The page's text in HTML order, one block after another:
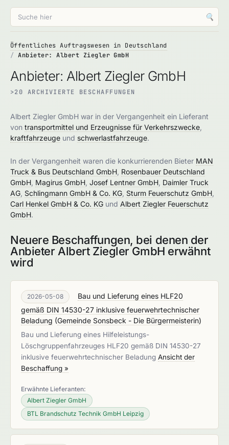
🔍
Öffentliches Auftragswesen in Deutschland
Anbieter: Albert Ziegler GmbH
Anbieter: Albert Ziegler GmbH
>20 ARCHIVIERTE BESCHAFFUNGEN
Albert Ziegler GmbH war in der Vergangenheit ein Lieferant
von transportmittel und Erzeugnisse für Verkehrszwecke
kraftfahrzeuge und schwerlastfahrzeuge.
In der Vergangenheit waren die konkurrierenden Bieter MAN
Truck & Bus Deutschland GmbH Rosenbauer Deutschland
GmbH Magirus GmbH Josef Lentner GmbH Daimler Truck
AG Schlingmann GmbH & Co. KG Sturm Feuerschutz GmbH
Carl Henkel GmbH & Co. KG und Albert Ziegler Feuerschutz
GmbH.
Neuere Beschaffungen, bei denen der
Anbieter Albert Ziegler GmbH erwähnt
wird
2026-05-08
Bau und Lieferung eines HLF20
gemäß DIN 14530-27 inklusive feuerwehrtechnischer
Beladung (Gemeinde Sonsbeck - Die Bürgermeisterin)
Bau und Lieferung eines Hilfeleistungs-
Löschgruppenfahrzeuges HLF20 gemäß DIN 14530-27
inklusive feuerwehrtechnischer Beladung Ansicht der
Beschaffung »
Erwähnte Lieferanten:
Albert Ziegler GmbH
BTL Brandschutz Technik GmbH Leipzig